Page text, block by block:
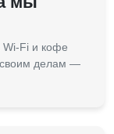
Wi-Fi и кофе
своим делам —